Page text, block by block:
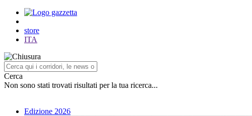
store
ITA
Cerca
Non sono stati trovati risultati per la tua ricerca...
Edizione 2026